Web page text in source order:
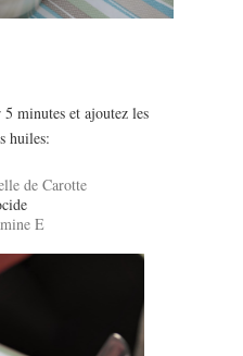
minutes et ajoutez les
huiles:
de Carotte
E